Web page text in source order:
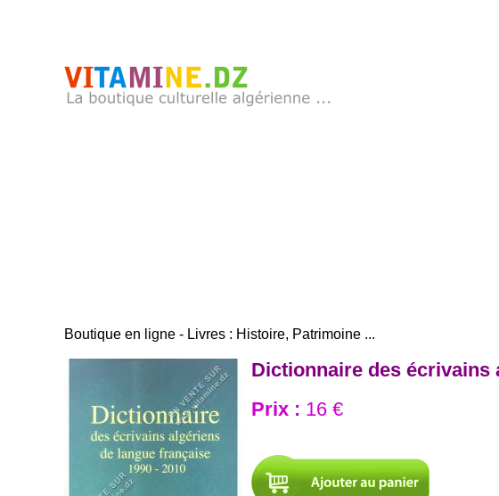
Boutique en ligne - Livres : Histoire, Patrimoine ...
Dictionnaire des écrivains
Prix : 16 €